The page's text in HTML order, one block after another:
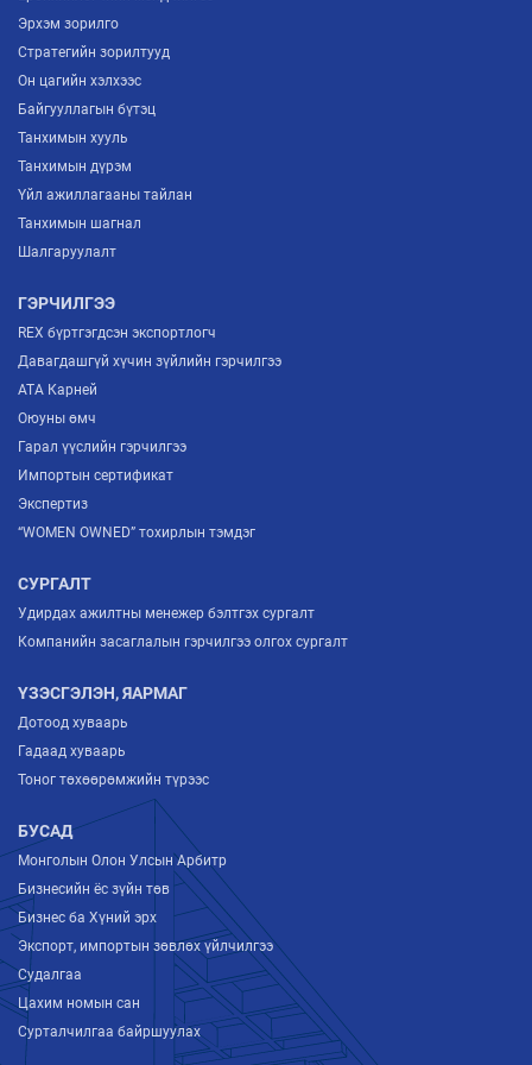
Эрхэм зорилго
Стратегийн зорилтууд
Он цагийн хэлхээс
Байгууллагын бүтэц
Танхимын хууль
Танхимын дүрэм
Үйл ажиллагааны тайлан
Танхимын шагнал
Шалгаруулалт
ГЭРЧИЛГЭЭ
REX бүртгэгдсэн экспортлогч
Давагдашгүй хүчин зүйлийн гэрчилгээ
ATA Карней
Оюуны өмч
Гарал үүслийн гэрчилгээ
Импортын сертификат
Экспертиз
“WOMEN OWNED” тохирлын тэмдэг
СУРГАЛТ
Удирдах ажилтны менежер бэлтгэх сургалт
Компанийн засаглалын гэрчилгээ олгох сургалт
ҮЗЭСГЭЛЭН, ЯАРМАГ
Дотоод хуваарь
Гадаад хуваарь
Тоног төхөөрөмжийн түрээс
БУСАД
Монголын Олон Улсын Арбитр
Бизнесийн ёс зүйн төв
Бизнес ба Хүний эрх
Экспорт, импортын зөвлөх үйлчилгээ
Судалгаа
Цахим номын сан
Сурталчилгаа байршуулах